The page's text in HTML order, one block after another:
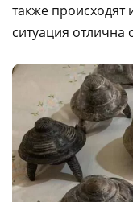
также происходят
ситуация отлична